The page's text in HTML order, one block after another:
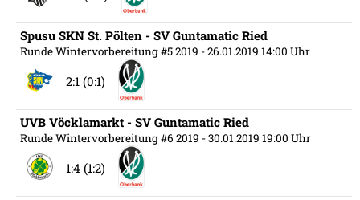
Spusu SKN St. Pölten - SV Guntamatic Ried
Runde Wintervorbereitung #5 2019 - 26.01.2019 14:00 Uhr
2:1 (0:1)
UVB Vöcklamarkt - SV Guntamatic Ried
Runde Wintervorbereitung #6 2019 - 30.01.2019 19:00 Uhr
1:4 (1:2)